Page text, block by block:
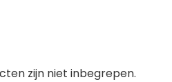
zijn niet inbegrepen.